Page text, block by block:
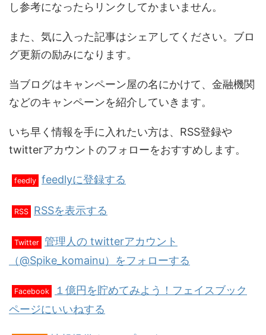
し参考になったらリンクしてかまいません。
また、気に入った記事はシェアしてください。ブロ
グ更新の励みになります。
当ブログはキャンペーン屋の名にかけて、金融機関
などのキャンペーンを紹介していきます。
いち早く情報を手に入れたい方は、RSS登録や
twitterアカウントのフォローをおすすめします。
feedly feedlyに登録する
RSS RSSを表示する
Twitter 管理人の twitterアカウント
（@Spike_komainu）をフォローする
Facebook
１億円を貯めてみよう！フェイスブック
ページにいいねする